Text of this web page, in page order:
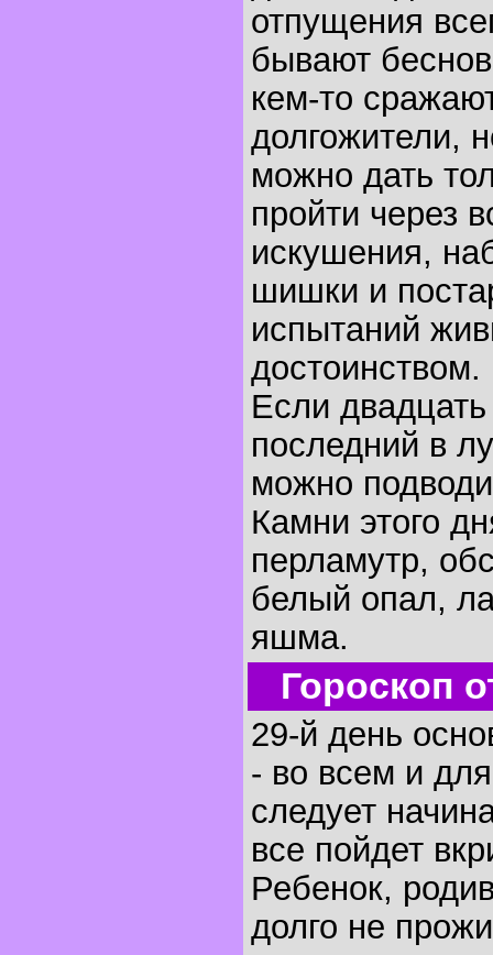
отпущения
бывают
кем-то
долгожители,
можно дать
пройти через
искушения,
шишки и
испытаний
достоинством.
Если
последний в
можно
Камни этого
перламутр,
белый опал,
яшма.
Гороскоп
29-й день
- во всем и
следует
все пойдет
Ребенок,
долго не